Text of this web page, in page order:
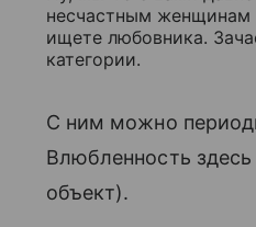
несчастным женщинам
ищете любовника.
категории.
С ним можно
Влюбленность здесь
объект).